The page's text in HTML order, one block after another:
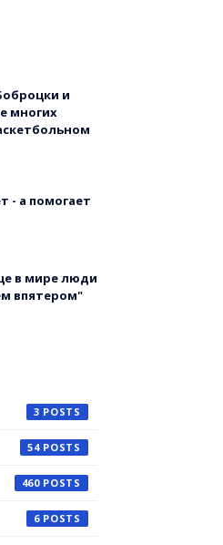
и
многих
- а помогает
в мире люди
впятером"
3
54
460
6